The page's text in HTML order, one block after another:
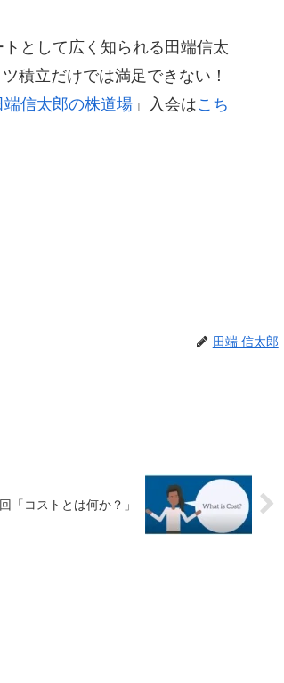
として広く知られる田端信太
ツ積立だけでは満足できない！
端信太郎の株道場」入会はこち
田端 信太郎
「コストとは何か？」